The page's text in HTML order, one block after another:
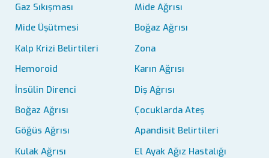
Gaz Sıkışması
Mide Ağrısı
Mide Üşütmesi
Boğaz Ağrısı
Kalp Krizi Belirtileri
Zona
Hemoroid
Karın Ağrısı
İnsülin Direnci
Diş Ağrısı
Boğaz Ağrısı
Çocuklarda Ateş
Göğüs Ağrısı
Apandisit Belirtileri
Kulak Ağrısı
El Ayak Ağız Hastalığı